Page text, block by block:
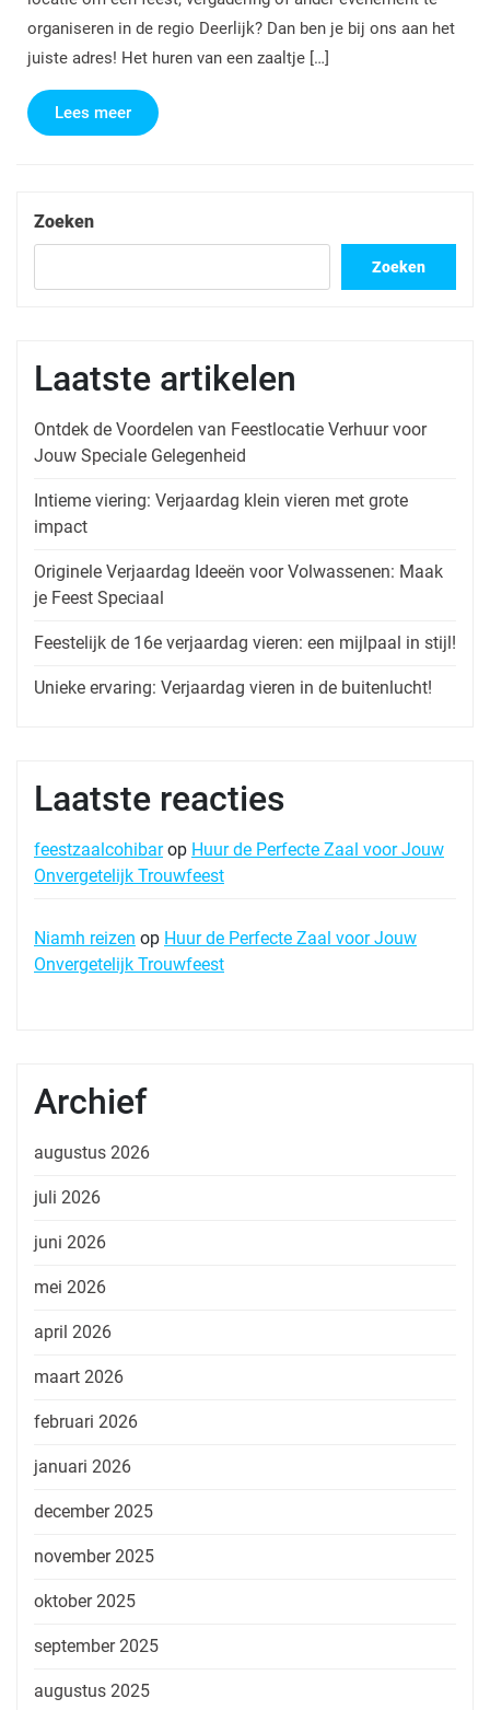
organiseren in de regio Deerlijk? Dan ben je bij ons aan het
juiste adres! Het huren van een zaaltje […]
Lees meerLees
meer
Zoeken
Zoeken
Laatste artikelen
Ontdek de Voordelen van Feestlocatie Verhuur voor
Jouw Speciale Gelegenheid
Intieme viering: Verjaardag klein vieren met grote
impact
Originele Verjaardag Ideeën voor Volwassenen: Maak
je Feest Speciaal
Feestelijk de 16e verjaardag vieren: een mijlpaal in stijl!
Unieke ervaring: Verjaardag vieren in de buitenlucht!
Laatste reacties
feestzaalcohibarop Huur de Perfecte Zaal voor Jouw
Onvergetelijk Trouwfeest
Niamh reizen op Huur de Perfecte Zaal voor Jouw
Onvergetelijk Trouwfeest
Archief
augustus 2026
juli 2026
juni 2026
mei 2026
april 2026
maart 2026
februari 2026
januari 2026
december 2025
november 2025
oktober 2025
september 2025
augustus 2025